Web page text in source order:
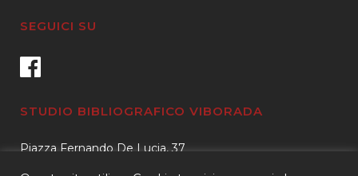
SEGUICI SU
STUDIO BIBLIOGRAFICO VIBORADA
Piazza Fernando De Lucia, 37